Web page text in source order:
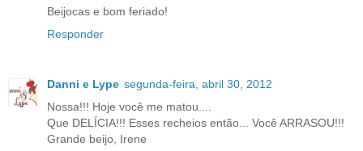
Beijocas e bom feriado!
Responder
Danni e Lype segunda-feira, abril 30, 2012
Nossa!!! Hoje você me matou....
Que DELÍCIA!!! Esses recheios então... Você ARRASOU!!!
Grande beijo, Irene